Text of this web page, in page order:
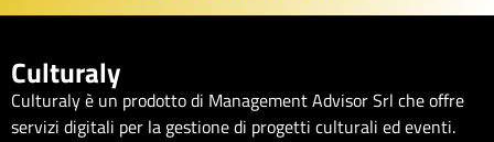
Culturaly
Culturaly è un prodotto di Management Advisor Srl che offre
servizi digitali per la gestione di progetti culturali ed eventi.